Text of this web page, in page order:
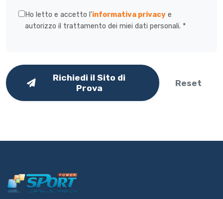
Ho letto e accetto l'informativa privacy e
autorizzo il trattamento dei miei dati personali. *
Richiedi il Sito di
Prova
Reset